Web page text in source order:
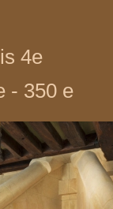
4e
- 350 e